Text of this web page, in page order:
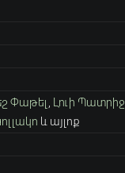
Փաթել Լուի Պատրիջ
և այլոք